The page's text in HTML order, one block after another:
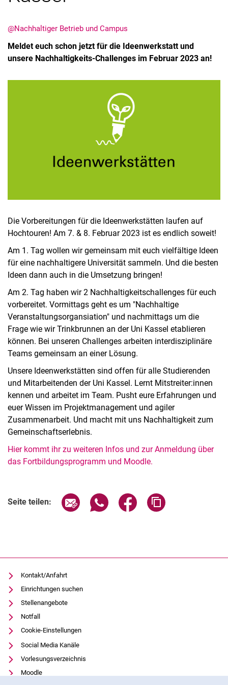
@Nachhaltiger Betrieb und Campus
Meldet euch schon jetzt für die Ideenwerkstatt und
unsere Nachhaltigkeits-Challenges im Februar 2023 an!
Die Vorbereitungen für die Ideenwerkstätten laufen auf
Hochtouren! Am 7. & 8. Februar 2023 ist es endlich soweit!
Am 1. Tag wollen wir gemeinsam mit euch vielfältige Ideen
für eine nachhaltigere Universität sammeln. Und die besten
Ideen dann auch in die Umsetzung bringen!
Am 2. Tag haben wir 2 Nachhaltigkeitschallenges für euch
vorbereitet. Vormittags geht es um "Nachhaltige
Veranstaltungsorgansiation" und nachmittags um die
Frage wie wir Trinkbrunnen an der Uni Kassel etablieren
können. Bei unseren Challenges arbeiten interdisziplinäre
Teams gemeinsam an einer Lösung.
Unsere Ideenwerkstätten sind offen für alle Studierenden
und Mitarbeitenden der Uni Kassel. Lernt Mitstreiter:innen
kennen und arbeitet im Team. Pusht eure Erfahrungen und
euer Wissen im Projektmanagement und agiler
Zusammenarbeit. Und macht mit uns Nachhaltigkeit zum
Gemeinschaftserlebnis.
Hier kommt ihr zu weiteren Infos und zur Anmeldung über
das Fortbildungsprogramm und Moodle.
Seite teilen: Seite über E-Mail teilen
Seite über WhatsApp teilen
Seite über Facebook
Kontakt/Anfahrt
Einrichtungen suchen
Stellenangebote
Notfall
Cookie-Einstellungen
Social Media Kanäle
Vorlesungsverzeichnis
Moodle